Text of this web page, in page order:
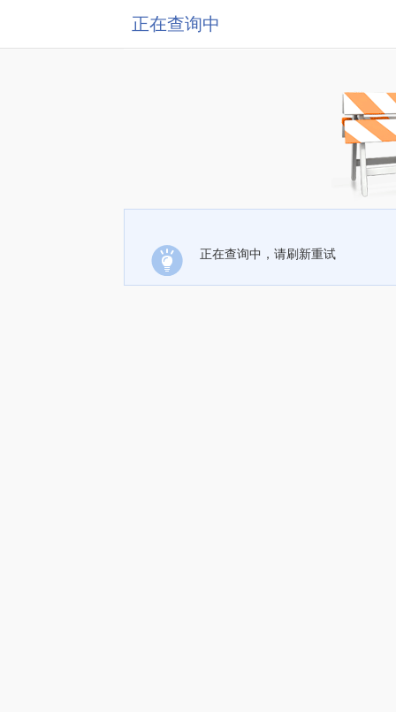
正在查询中
正在查询中，请刷新重试